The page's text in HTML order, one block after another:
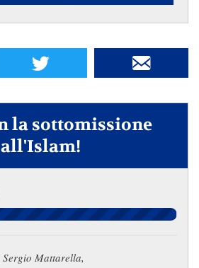
la sottomissione
all'Islam!
Sergio Mattarella,